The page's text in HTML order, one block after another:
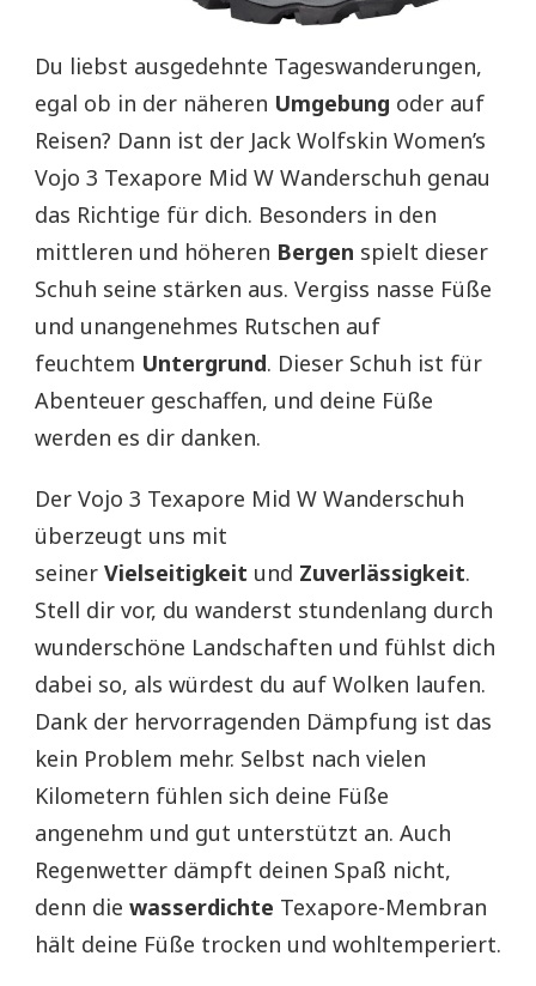
Du liebst ausgedehnte Tageswanderungen,
egal ob in der näheren Umgebung oder auf
Reisen? Dann ist der Jack Wolfskin Women’s
Vojo 3 Texapore Mid W Wanderschuh genau
das Richtige für dich. Besonders in den
mittleren und höheren Bergen spielt dieser
Schuh seine stärken aus. Vergiss nasse Füße
und unangenehmes Rutschen auf
feuchtem Untergrund. Dieser Schuh ist für
Abenteuer geschaffen, und deine Füße
werden es dir danken.
Der Vojo 3 Texapore Mid W Wanderschuh
überzeugt uns mit
seiner Vielseitigkeit und Zuverlässigkeit.
Stell dir vor, du wanderst stundenlang durch
wunderschöne Landschaften und fühlst dich
dabei so, als würdest du auf Wolken laufen.
Dank der hervorragenden Dämpfung ist das
kein Problem mehr. Selbst nach vielen
Kilometern fühlen sich deine Füße
angenehm und gut unterstützt an. Auch
Regenwetter dämpft deinen Spaß nicht,
denn die wasserdichte Texapore-Membran
hält deine Füße trocken und wohltemperiert.